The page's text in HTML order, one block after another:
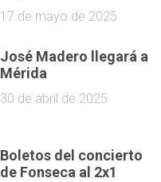
17 de mayo de 2025
José Madero llegará a
Mérida
30 de abril de 2025
Boletos del concierto
de Fonseca al 2x1